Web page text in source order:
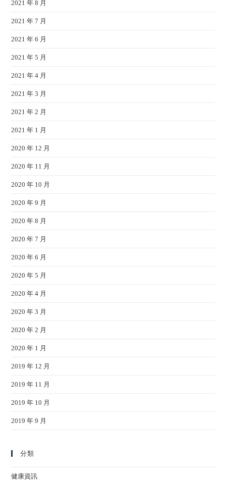
2021 年 8 月
2021 年 7 月
2021 年 6 月
2021 年 5 月
2021 年 4 月
2021 年 3 月
2021 年 2 月
2021 年 1 月
2020 年 12 月
2020 年 11 月
2020 年 10 月
2020 年 9 月
2020 年 8 月
2020 年 7 月
2020 年 6 月
2020 年 5 月
2020 年 4 月
2020 年 3 月
2020 年 2 月
2020 年 1 月
2019 年 12 月
2019 年 11 月
2019 年 10 月
2019 年 9 月
分類
健康資訊